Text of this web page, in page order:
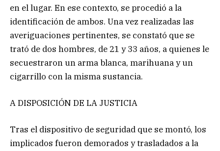
en el lugar. En ese contexto, se procedió a la
identificación de ambos. Una vez realizadas las
averiguaciones pertinentes, se constató que se
trató de dos hombres, de 21 y 33 años, a quienes le
secuestraron un arma blanca, marihuana y un
cigarrillo con la misma sustancia.
A DISPOSICIÓN DE LA JUSTICIA
Tras el dispositivo de seguridad que se montó, los
implicados fueron demorados y trasladados a la